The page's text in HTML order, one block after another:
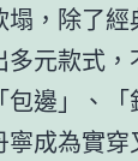
，除了經
元款式
包邊」、
成為實穿